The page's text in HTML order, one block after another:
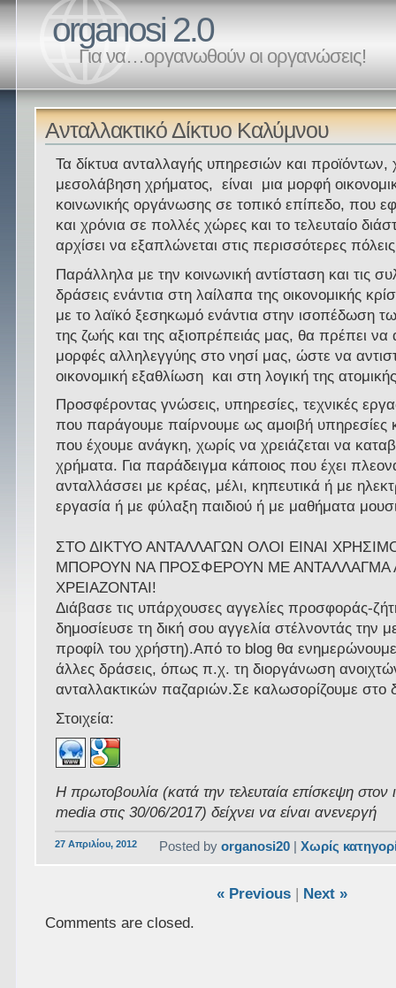
organosi 2.0
Για να…οργανωθούν οι οργανώσεις!
Ανταλλακτικό Δίκτυο Καλύμνου
Τα δίκτυα ανταλλαγής υπηρεσιών και προϊόντων,
μεσολάβηση χρήματος, είναι μια μορφή
κοινωνικής οργάνωσης σε τοπικό επίπεδο, που
και χρόνια σε πολλές χώρες και το τελευταίο
αρχίσει να εξαπλώνεται στις περισσότερες
Παράλληλα με την κοινωνική αντίσταση και τις
δράσεις ενάντια στη λαίλαπα της οικονομικής
με το λαϊκό ξεσηκωμό ενάντια στην ισοπέδωση
της ζωής και της αξιοπρέπειάς μας, θα πρέπει
μορφές αλληλεγγύης στο νησί μας, ώστε να
οικονομική εξαθλίωση και στη λογική της
Προσφέροντας γνώσεις, υπηρεσίες, τεχνικές
που παράγουμε παίρνουμε ως αμοιβή υπηρεσίες
που έχουμε ανάγκη, χωρίς να χρειάζεται να
χρήματα. Για παράδειγμα κάποιος που έχει
ανταλλάσσει με κρέας, μέλι, κηπευτικά ή με
εργασία ή με φύλαξη παιδιού ή με μαθήματα
ΣTΟ ΔΙΚΤΥΟ ΑΝΤΑΛΛΑΓΩΝ ΟΛΟΙ ΕΙΝΑΙ
ΜΠΟΡΟΥΝ ΝΑ ΠΡΟΣΦΕΡΟΥΝ ΜΕ ΑΝΤΑΛΛΑΓΜΑ
ΧΡΕΙΑΖΟΝΤΑΙ!
Διάβασε τις υπάρχουσες αγγελίες προσφοράς-
δημοσίευσε τη δική σου αγγελία στέλνοντάς την
προφίλ του χρήστη).Από το blog θα
άλλες δράσεις, όπως π.χ. τη διοργάνωση
ανταλλακτικών παζαριών.Σε καλωσορίζουμε στο
Στοιχεία:
Η πρωτοβουλία (κατά την τελευταία επίσκεψη
media στις 30/06/2017) δείχνει να είναι ανενεργή
27 Απριλίου, 2012 Posted byorganosi20 |Χωρίς
« Previous| Next »
Comments are closed.